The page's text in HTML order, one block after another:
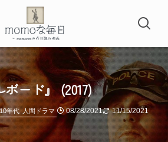
ード』 (2017)
年代 人間ドラマ 08/28/2021 11/15/2021